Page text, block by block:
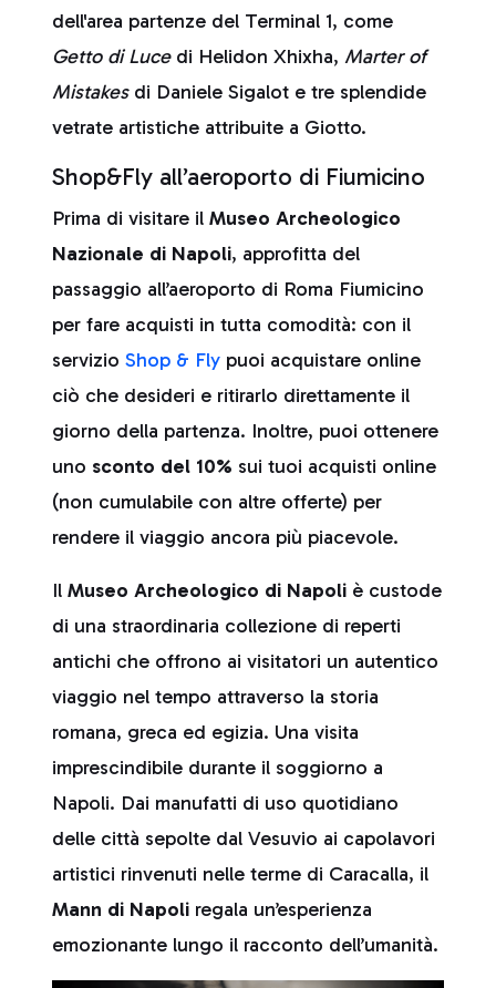
dell'area partenze del Terminal 1, come
Getto di Lucedi Helidon Xhixha, Marter of
Mistakesdi Daniele Sigalot e tre splendide
vetrate artistiche attribuite a Giotto.
Shop&Fly all’aeroporto di Fiumicino
Prima di visitare il Museo Archeologico
Nazionale di Napoli, approfitta del
passaggio all’aeroporto di Roma Fiumicino
per fare acquisti in tutta comodità: con il
servizio Shop & Fly puoi acquistare online
ciò che desideri e ritirarlo direttamente il
giorno della partenza. Inoltre, puoi ottenere
uno sconto del 10% sui tuoi acquisti online
(non cumulabile con altre offerte) per
rendere il viaggio ancora più piacevole.
Il Museo Archeologico di Napoli è custode
di una straordinaria collezione di reperti
antichi che offrono ai visitatori un autentico
viaggio nel tempo attraverso la storia
romana, greca ed egizia. Una visita
imprescindibile durante il soggiorno a
Napoli. Dai manufatti di uso quotidiano
delle città sepolte dal Vesuvio ai capolavori
artistici rinvenuti nelle terme di Caracalla, il
Mann di Napoli regala un’esperienza
emozionante lungo il racconto dell’umanità.